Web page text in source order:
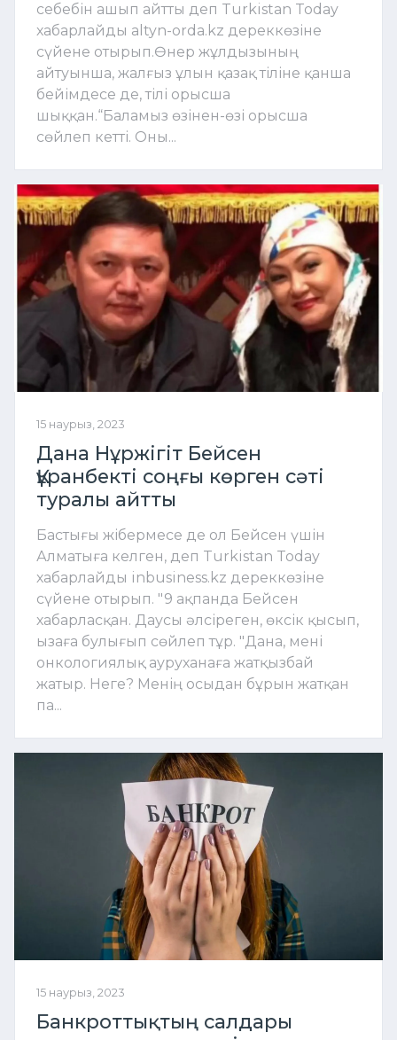
себебін ашып айтты деп Turkistan Today
хабарлайды altyn-orda.kz дереккөзіне
сүйене отырып.Өнер жұлдызының
айтуынша, жалғыз ұлын қазақ тіліне қанша
бейімдесе де, тілі орысша
шыққан.“Баламыз өзінен-өзі орысша
сөйлеп кетті. Оны...
15 наурыз, 2023
Дана Нұржігіт Бейсен
Құранбекті соңғы көрген сәті
туралы айтты
Бастығы жібермесе де ол Бейсен үшін
Алматыға келген, деп Turkistan Today
хабарлайды inbusiness.kz дереккөзіне
сүйене отырып. "9 ақпанда Бейсен
хабарласқан. Даусы әлсіреген, өксік қысып,
ызаға булығып сөйлеп тұр. "Дана, мені
онкологиялық ауруханаға жатқызбай
жатыр. Неге? Менің осыдан бұрын жатқан
па...
15 наурыз, 2023
Банкроттықтың салдары